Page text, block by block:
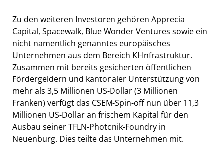
Zu den weiteren Investoren gehören Apprecia
Capital, Spacewalk, Blue Wonder Ventures sowie ein
nicht namentlich genanntes europäisches
Unternehmen aus dem Bereich KI-Infrastruktur.
Zusammen mit bereits gesicherten öffentlichen
Fördergeldern und kantonaler Unterstützung von
mehr als 3,5 Millionen US-Dollar (3 Millionen
Franken) verfügt das CSEM-Spin-off nun über 11,3
Millionen US-Dollar an frischem Kapital für den
Ausbau seiner TFLN-Photonik-Foundry in
Neuenburg. Dies teilte das Unternehmen mit.